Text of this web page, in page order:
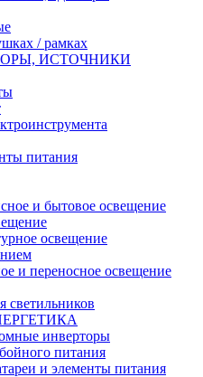
/ рамках
ИСТОЧНИКИ
питания
и бытовое освещение
освещение
и переносное освещение
светильников
инверторы
питания
и элементы питания